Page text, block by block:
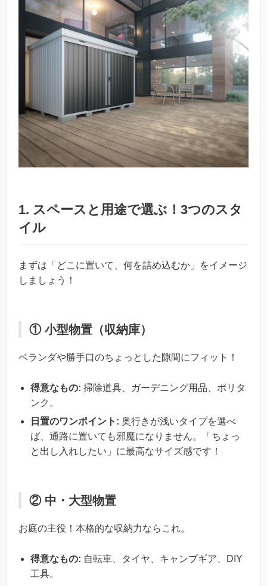
1. スペースと用途で選ぶ！3つのスタ
イル
まずは「どこに置いて、何を詰め込むか」をイメージ
しましょう！
① 小型物置（収納庫）
ベランダや勝手口のちょっとした隙間にフィット！
得意なもの: 掃除道具、ガーデニング用品、ポリタ
ンク。
日置のワンポイント: 奥行きが浅いタイプを選べ
ば、通路に置いても邪魔になりません。「ちょっ
と出し入れしたい」に最高なサイズ感です！
② 中・大型物置
お庭の主役！本格的な収納力ならこれ。
得意なもの: 自転車、タイヤ、キャンプギア、DIY
工具。